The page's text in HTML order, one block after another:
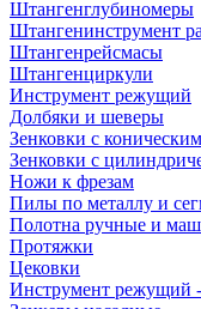
Штангенглубиномеры
Штангенинструмент
Штангенрейсмасы
Штангенциркули
Инструмент режущий
Долбяки и шеверы
Зенковки с
Зенковки с
Ножи к фрезам
Пилы по металлу и
Полотна ручные и
Протяжки
Цековки
Инструмент режущий